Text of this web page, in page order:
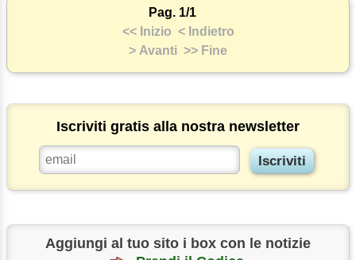
Pag. 1/1
<< Inizio < Indietro
> Avanti >> Fine
Iscriviti gratis alla nostra newsletter
Aggiungi al tuo sito i box con le notizie